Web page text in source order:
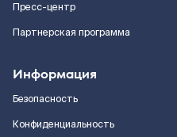
Пресс-центр
Партнерская программа
Информация
Безопасность
Конфиденциальность